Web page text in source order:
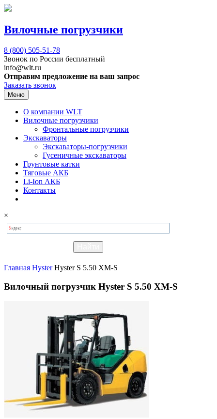
Вилочные погрузчики
8 (800) 505-51-78
Звонок по России бесплатный
info@wlt.ru
Отправим предложение на ваш запрос
Заказать звонок
Меню
О компании WLT
Вилочные погрузчики
Фронтальные погрузчики
Экскаваторы
Экскаваторы-погрузчики
Гусеничные экскаваторы
Грунтовые катки
Тяговые АКБ
Li-Ion АКБ
Контакты
×
Главная Hyster Hyster S 5.50 XM-S
Вилочный погрузчик Hyster S 5.50 XM-S